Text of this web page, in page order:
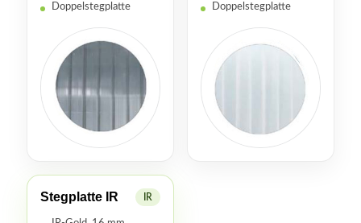
Doppelstegplatte
Doppelstegplatte
Stegplatte IR IR